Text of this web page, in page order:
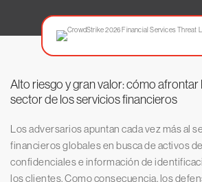
Alto riesgo y gran valor: cómo afrontar
sector de los servicios financieros
Los adversarios apuntan cada vez más al
financieros globales en busca de activos
confidenciales e información de
los clientes. Como consecuencia, los